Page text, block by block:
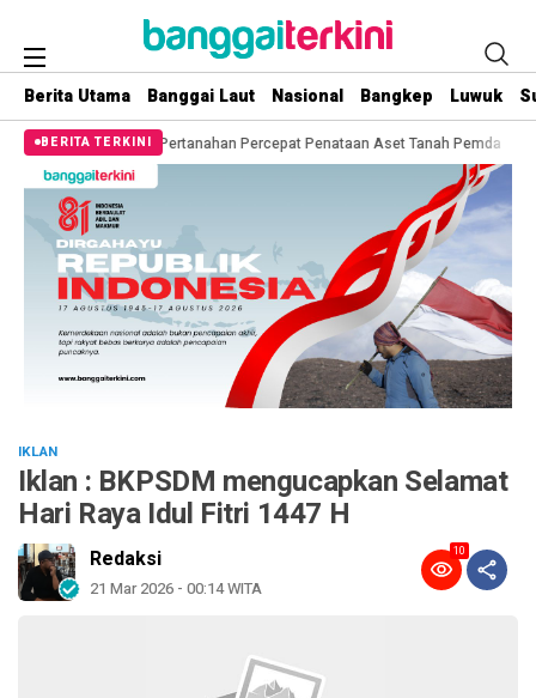
Berita Utama Banggai Laut Nasional Bangkep Luwuk
BERITA TERKINI
Pertanahan Percepat Penataan Aset Tanah Pemda Mantap! Berikan
IKLAN
Iklan : BKPSDM mengucapkan Selamat
Hari Raya Idul Fitri 1447 H
Redaksi
21 Mar 2026 - 00:14 WITA
10